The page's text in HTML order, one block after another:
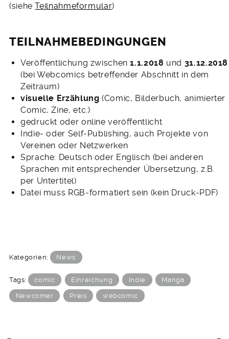
(sieheTeilnahmeformular)
TEILNAHMEBEDINGUNGEN
Veröffentlichung zwischen1.1.2018 und 31.12.2018
(bei Webcomics betreffender Abschnitt in dem
Zeitraum)
visuelle Erzählung (Comic, Bilderbuch, animierter
Comic, Zine, etc.)
gedruckt oder online veröffentlicht
Indie- oder Self-Publishing, auch Projekte von
Vereinen oder Netzwerken
Sprache: Deutsch oder Englisch (bei anderen
Sprachen mit entsprechender Übersetzung, z.B.
per Untertitel)
Datei muss RGB-formatiert sein (kein Druck-PDF)
Kategorien: News
Tags: comic Einreichung Indie Manga
Newcomer Preis webcomic
BEITRAGSNAVIGATION